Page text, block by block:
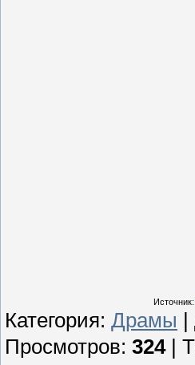
Источник:
Категория: Драмы
Просмотров: 324|